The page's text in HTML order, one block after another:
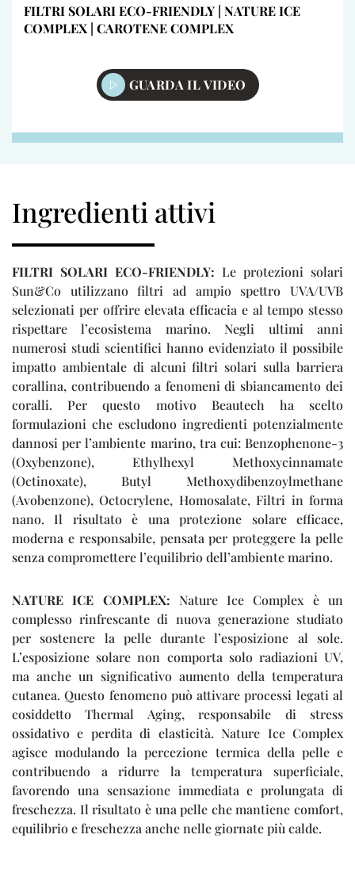
FILTRI SOLARI ECO-FRIENDLY | NATURE ICE
COMPLEX | CAROTENE COMPLEX
GUARDA IL VIDEO
Ingredienti attivi
FILTRI SOLARI ECO-FRIENDLY: Le protezioni solari
Sun&Co utilizzano filtri ad ampio spettro UVA/UVB
selezionati per offrire elevata efficacia e al tempo stesso
rispettare l’ecosistema marino. Negli ultimi anni
numerosi studi scientifici hanno evidenziato il possibile
impatto ambientale di alcuni filtri solari sulla barriera
corallina, contribuendo a fenomeni di sbiancamento dei
coralli. Per questo motivo Beautech ha scelto
formulazioni che escludono ingredienti potenzialmente
dannosi per l’ambiente marino, tra cui: Benzophenone-3
(Oxybenzone), Ethylhexyl Methoxycinnamate
(Octinoxate), Butyl Methoxydibenzoylmethane
(Avobenzone), Octocrylene, Homosalate, Filtri in forma
nano. Il risultato è una protezione solare efficace,
moderna e responsabile, pensata per proteggere la pelle
senza compromettere l’equilibrio dell’ambiente marino.
NATURE ICE COMPLEX: Nature Ice Complex è un
complesso rinfrescante di nuova generazione studiato
per sostenere la pelle durante l’esposizione al sole.
L’esposizione solare non comporta solo radiazioni UV,
ma anche un significativo aumento della temperatura
cutanea. Questo fenomeno può attivare processi legati al
cosiddetto Thermal Aging, responsabile di stress
ossidativo e perdita di elasticità. Nature Ice Complex
agisce modulando la percezione termica della pelle e
contribuendo a ridurre la temperatura superficiale,
favorendo una sensazione immediata e prolungata di
freschezza. Il risultato è una pelle che mantiene comfort,
equilibrio e freschezza anche nelle giornate più calde.